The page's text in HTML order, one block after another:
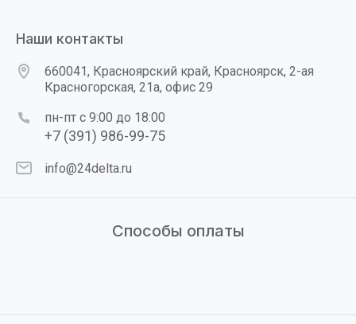
Наши контакты
660041, Красноярский край, Красноярск, 2-ая
Красногорская, 21а, офис 29
пн-пт с 9:00 до 18:00
+7 (391) 986-99-75
info@24delta.ru
Способы оплаты